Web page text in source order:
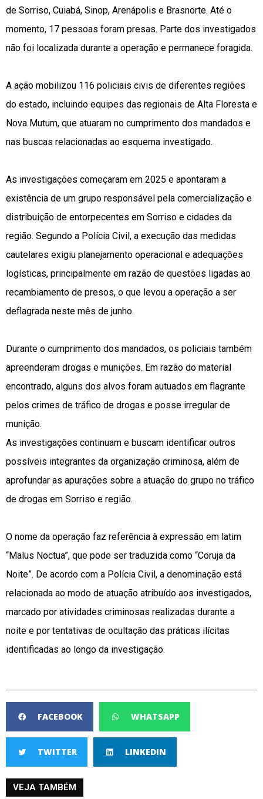
de Sorriso, Cuiabá, Sinop, Arenápolis e Brasnorte. Até o
momento, 17 pessoas foram presas. Parte dos investigados
não foi localizada durante a operação e permanece foragida.
A ação mobilizou 116 policiais civis de diferentes regiões
do estado, incluindo equipes das regionais de Alta Floresta e
Nova Mutum, que atuaram no cumprimento dos mandados e
nas buscas relacionadas ao esquema investigado.
As investigações começaram em 2025 e apontaram a
existência de um grupo responsável pela comercialização e
distribuição de entorpecentes em Sorriso e cidades da
região. Segundo a Polícia Civil, a execução das medidas
cautelares exigiu planejamento operacional e adequações
logísticas, principalmente em razão de questões ligadas ao
recambiamento de presos, o que levou a operação a ser
deflagrada neste mês de junho.
Durante o cumprimento dos mandados, os policiais também
apreenderam drogas e munições. Em razão do material
encontrado, alguns dos alvos foram autuados em flagrante
pelos crimes de tráfico de drogas e posse irregular de
munição.
As investigações continuam e buscam identificar outros
possíveis integrantes da organização criminosa, além de
aprofundar as apurações sobre a atuação do grupo no tráfico
de drogas em Sorriso e região.
O nome da operação faz referência à expressão em latim
“Malus Noctua”, que pode ser traduzida como “Coruja da
Noite”. De acordo com a Polícia Civil, a denominação está
relacionada ao modo de atuação atribuído aos investigados,
marcado por atividades criminosas realizadas durante a
noite e por tentativas de ocultação das práticas ilícitas
identificadas ao longo da investigação.
FACEBOOK WHATSAPP
TWITTER LINKEDIN
VEJA TAMBÉM